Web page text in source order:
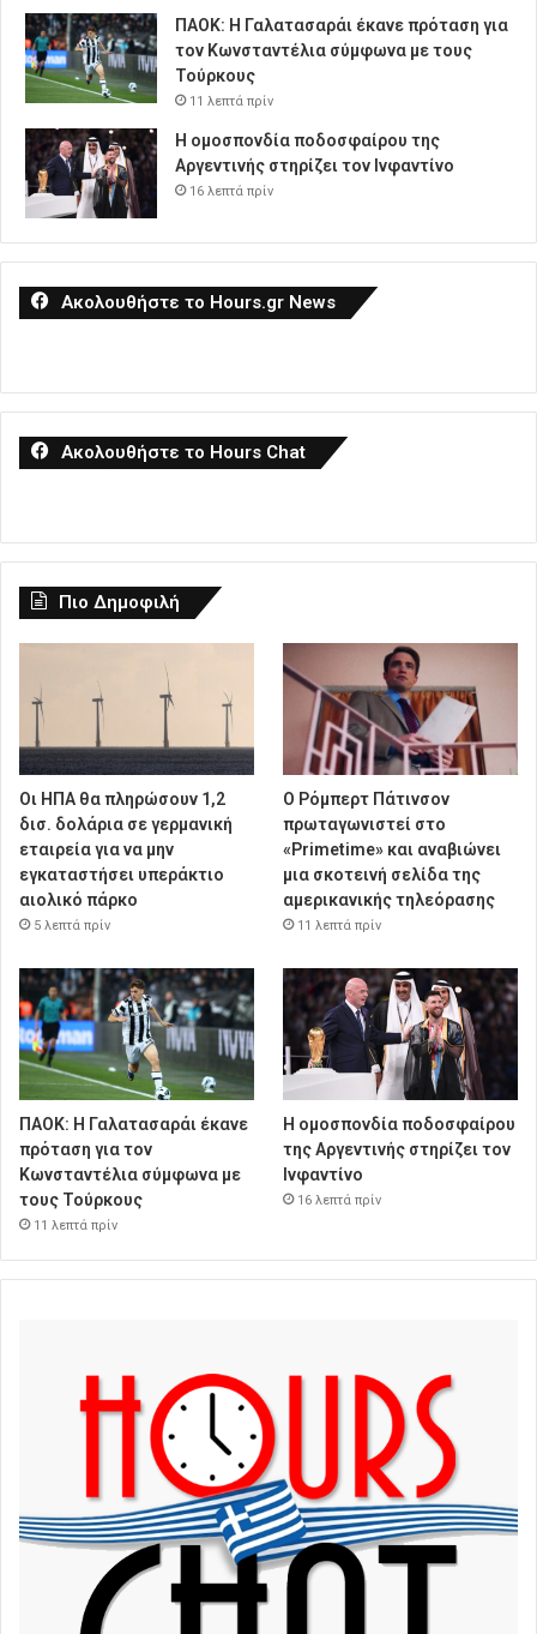
ΠΑΟΚ: Η Γαλατασαράι έκανε πρόταση για
τον Κωνσταντέλια σύμφωνα με τους
Τούρκους
11 λεπτά πρίν
Η ομοσπονδία ποδοσφαίρου της
Αργεντινής στηρίζει τον Ινφαντίνο
16 λεπτά πρίν
Ακολουθήστε το Hours.gr News
Ακολουθήστε το Hours Chat
Πιο Δημοφιλή
Οι ΗΠΑ θα πληρώσουν 1,2
δισ. δολάρια σε γερμανική
εταιρεία για να μην
εγκαταστήσει υπεράκτιο
αιολικό πάρκο
5 λεπτά πρίν
Ο Ρόμπερτ Πάτινσον
πρωταγωνιστεί στο
«Primetime» και αναβιώνει
μια σκοτεινή σελίδα της
αμερικανικής τηλεόρασης
11 λεπτά πρίν
ΠΑΟΚ: Η Γαλατασαράι έκανε
πρόταση για τον
Κωνσταντέλια σύμφωνα με
τους Τούρκους
11 λεπτά πρίν
Η ομοσπονδία ποδοσφαίρου
της Αργεντινής στηρίζει τον
Ινφαντίνο
16 λεπτά πρίν